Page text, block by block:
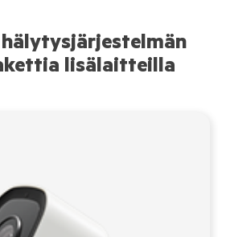
hälytysjärjestelmän
lisälaitteilla